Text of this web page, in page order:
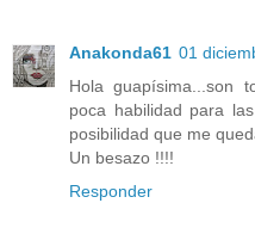
Anakonda61 01
Hola guapísima...son
poca habilidad para
posibilidad que me
Un besazo !!!!
Responder